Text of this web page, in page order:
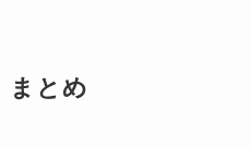
まとめ